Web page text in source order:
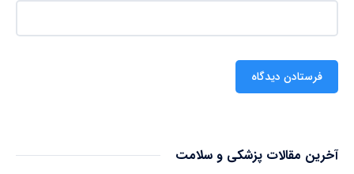
آخرین مقالات پزشکی و سلامت